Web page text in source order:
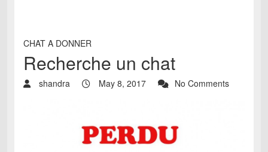
CHAT A DONNER
Recherche un chat
shandra May 8, 2017 No Comments